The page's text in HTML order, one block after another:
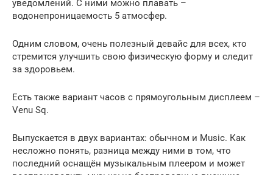
уведомлений. С ними можно плавать –
водонепроницаемость 5 атмосфер.
Одним словом, очень полезный девайс для всех, кто
стремится улучшить свою физическую форму и следит
за здоровьем.
Есть также вариант часов с прямоугольным дисплеем –
Venu Sq.
Выпускается в двух вариантах: обычном и Music. Как
несложно понять, разница между ними в том, что
последний оснащён музыкальным плеером и может